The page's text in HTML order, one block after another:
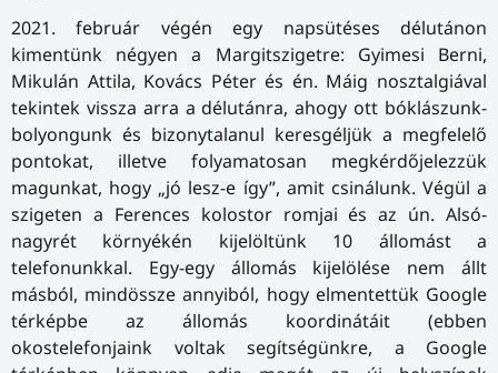
2021. február végén egy napsütéses délutánon
kimentünk négyen a Margitszigetre: Gyimesi Berni,
Mikulán Attila, Kovács Péter és én. Máig nosztalgiával
tekintek vissza arra a délutánra, ahogy ott bóklászunk-
bolyongunk és bizonytalanul keresgéljük a megfelelő
pontokat, illetve folyamatosan megkérdőjelezzük
magunkat, hogy „jó lesz-e így”, amit csinálunk. Végül a
szigeten a Ferences kolostor romjai és az ún. Alsó-
nagyrét környékén kijelöltünk 10 állomást a
telefonunkkal. Egy-egy állomás kijelölése nem állt
másból, mindössze annyiból, hogy elmentettük Google
térképbe az állomás koordinátáit (ebben
okostelefonjaink voltak segítségünkre, a Google